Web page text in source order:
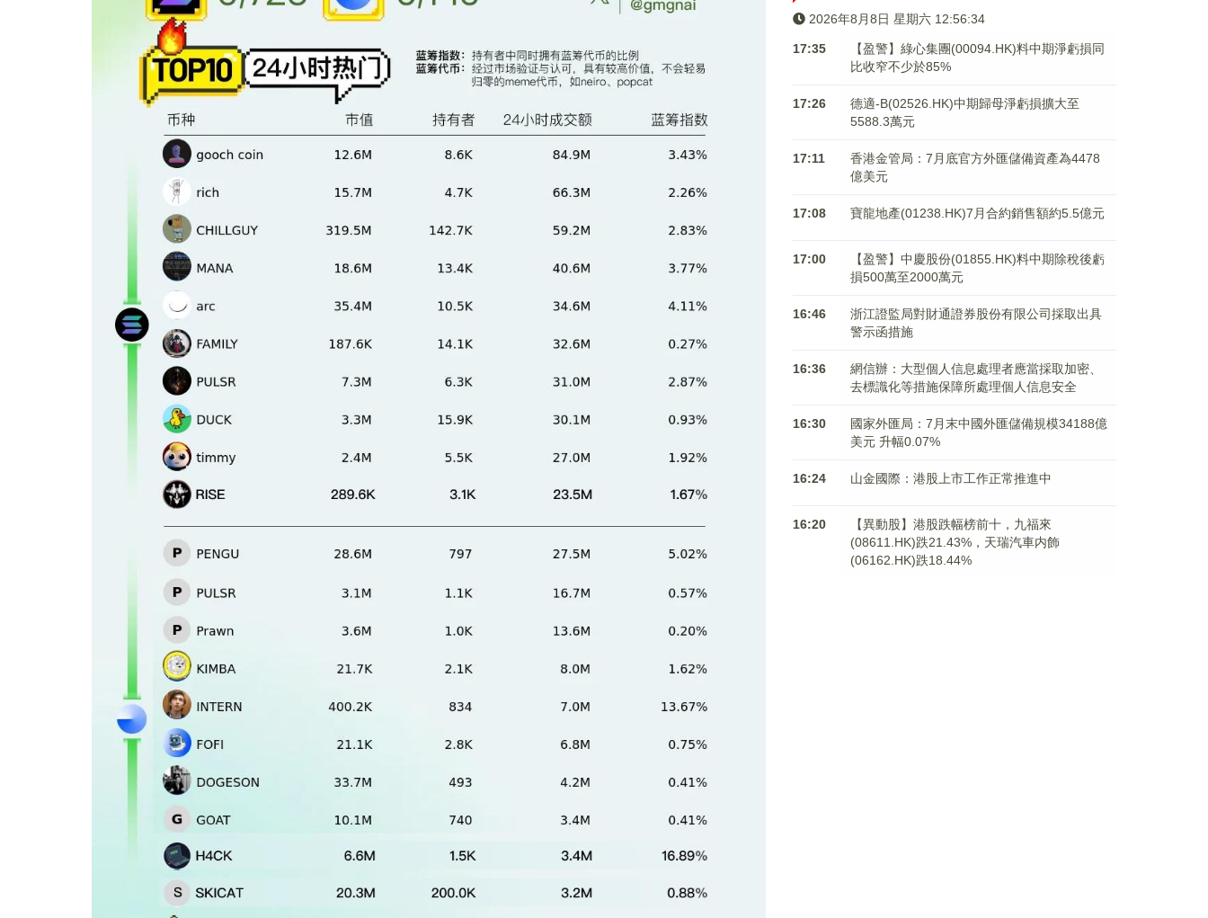
2026年8月8日 星期六 12:56:35
17:35
【盈警】綠心集團(00094.HK)料中期淨虧損同
比收窄不少於85%
17:26
德適-B(02526.HK)中期歸母淨虧損擴大至
5588.3萬元
17:11
香港金管局：7月底官方外匯儲備資產為4478
億美元
17:08 寶龍地產(01238.HK)7月合約銷售額約5.5億元
17:00
【盈警】中慶股份(01855.HK)料中期除稅後虧
損500萬至2000萬元
16:46
浙江證監局對財通證券股份有限公司採取出具
警示函措施
16:36
網信辦：大型個人信息處理者應當採取加密、
去標識化等措施保障所處理個人信息安全
16:30
國家外匯局：7月末中國外匯儲備規模34188億
美元 升幅0.07%
16:24 山金國際：港股上市工作正常推進中
16:20
【異動股】港股跌幅榜前十，九福來
(08611.HK)跌21.43%，天瑞汽車内飾
(06162.HK)跌18.44%